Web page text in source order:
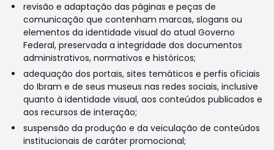
revisão e adaptação das páginas e peças de
comunicação que contenham marcas, slogans ou
elementos da identidade visual do atual Governo
Federal, preservada a integridade dos documentos
administrativos, normativos e históricos;
adequação dos portais, sites temáticos e perfis oficiais
do Ibram e de seus museus nas redes sociais, inclusive
quanto à identidade visual, aos conteúdos publicados e
aos recursos de interação;
suspensão da produção e da veiculação de conteúdos
institucionais de caráter promocional;